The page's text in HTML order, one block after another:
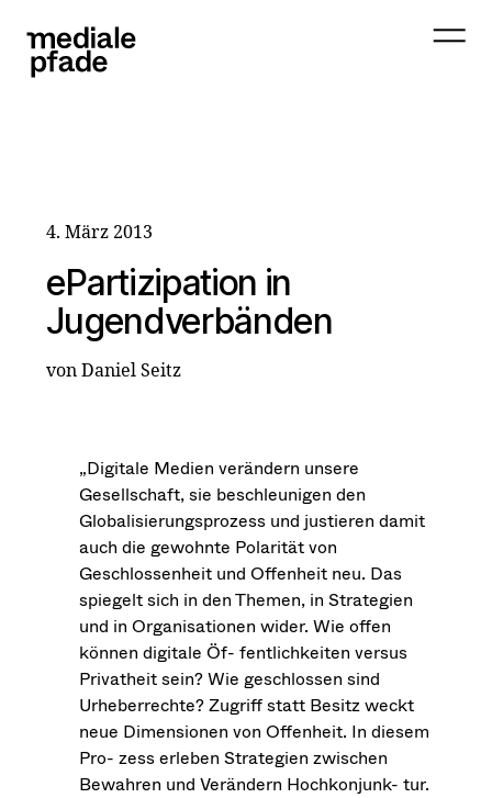
4. März 2013
ePartizipation in
Jugendverbänden
von Daniel Seitz
„Digitale Medien verändern unsere
Gesellschaft, sie beschleunigen den
Globalisierungsprozess und justieren damit
auch die gewohnte Polarität von
Geschlossenheit und Offenheit neu. Das
spiegelt sich in den Themen, in Strategien
und in Organisationen wider. Wie offen
können digitale Öf- fentlichkeiten versus
Privatheit sein? Wie geschlossen sind
Urheberrechte? Zugriff statt Besitz weckt
neue Dimensionen von Offenheit. In diesem
Pro- zess erleben Strategien zwischen
Bewahren und Verändern Hochkonjunk- tur.